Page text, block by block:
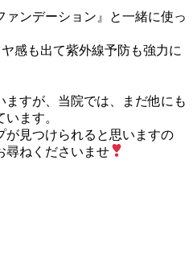
ンデーション』と一緒に使っ
感も出て紫外線予防も強力に
すが、当院では、まだ他にも
ます。
が見つけられると思いますの
尋ねくださいませ